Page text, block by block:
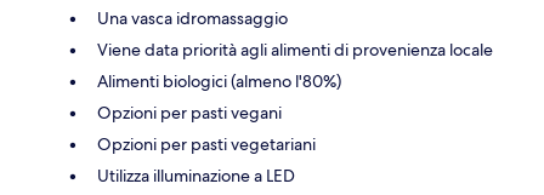
Una vasca idromassaggio
Viene data priorità agli alimenti di provenienza locale
Alimenti biologici (almeno l'80%)
Opzioni per pasti vegani
Opzioni per pasti vegetariani
Utilizza illuminazione a LED